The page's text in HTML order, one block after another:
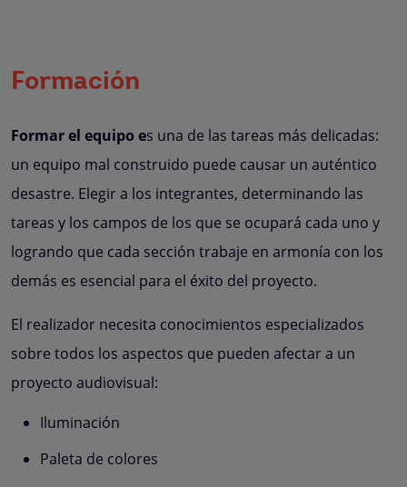
Formación
Formar el equipo es una de las tareas más delicadas:
un equipo mal construido puede causar un auténtico
desastre. Elegir a los integrantes, determinando las
tareas y los campos de los que se ocupará cada uno y
logrando que cada sección trabaje en armonía con los
demás es esencial para el éxito del proyecto.
El realizador necesita conocimientos especializados
sobre todos los aspectos que pueden afectar a un
proyecto audiovisual:
Iluminación
Paleta de colores